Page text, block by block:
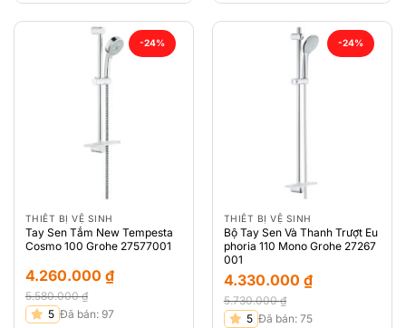
-24%
THIẾT BỊ VỆ SINH
Tay Sen Tắm New Tempesta
Cosmo 100 Grohe 27577001
5.580.000₫
Giá
4.260.000 ₫
Giá 5 Đã bán: 97
-24%
THIẾT BỊ VỆ SINH
Bộ Tay Sen Và Thanh Trượt Eu
phoria 110 Mono Grohe 27267
001
5.730.000₫
Giá
4.330.000 ₫
Giá 5 Đã bán: 75